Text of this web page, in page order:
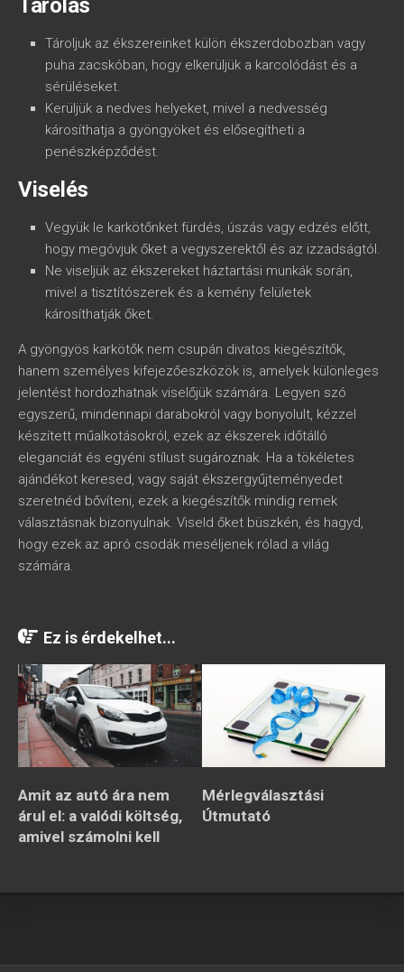
Tárolás
Tároljuk az ékszereinket külön ékszerdobozban vagy
puha zacskóban, hogy elkerüljük a karcolódást és a
sérüléseket.
Kerüljük a nedves helyeket, mivel a nedvesség
károsíthatja a gyöngyöket és elősegítheti a
penészképződést.
Viselés
Vegyük le karkötőnket fürdés, úszás vagy edzés előtt,
hogy megóvjuk őket a vegyszerektől és az izzadságtól.
Ne viseljük az ékszereket háztartási munkák során,
mivel a tisztítószerek és a kemény felületek
károsíthatják őket.
A gyöngyös karkötők nem csupán divatos kiegészítők,
hanem személyes kifejezőeszközök is, amelyek különleges
jelentést hordozhatnak viselőjük számára. Legyen szó
egyszerű, mindennapi darabokról vagy bonyolult, kézzel
készített műalkotásokról, ezek az ékszerek időtálló
eleganciát és egyéni stílust sugároznak. Ha a tökéletes
ajándékot keresed, vagy saját ékszergyűjteményedet
szeretnéd bővíteni, ezek a kiegészítők mindig remek
választásnak bizonyulnak. Viseld őket büszkén, és hagyd,
hogy ezek az apró csodák meséljenek rólad a világ
számára.
Ez is érdekelhet...
Amit az autó ára nem
árul el: a valódi költség,
amivel számolni kell
Mérlegválasztási
Útmutató